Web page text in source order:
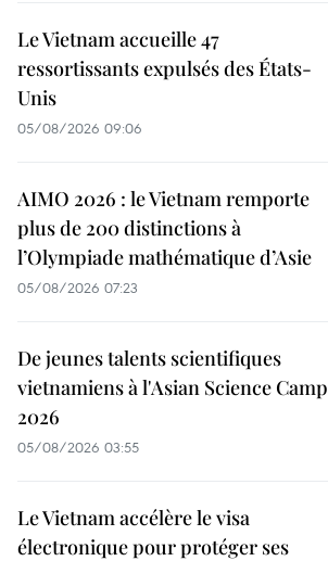
Le Vietnam accueille 47
ressortissants expulsés des États-
Unis
05/08/2026 09:06
AIMO 2026 : le Vietnam remporte
plus de 200 distinctions à
l’Olympiade mathématique d’Asie
05/08/2026 07:23
De jeunes talents scientifiques
vietnamiens à l'Asian Science Camp
2026
05/08/2026 03:55
Le Vietnam accélère le visa
électronique pour protéger ses